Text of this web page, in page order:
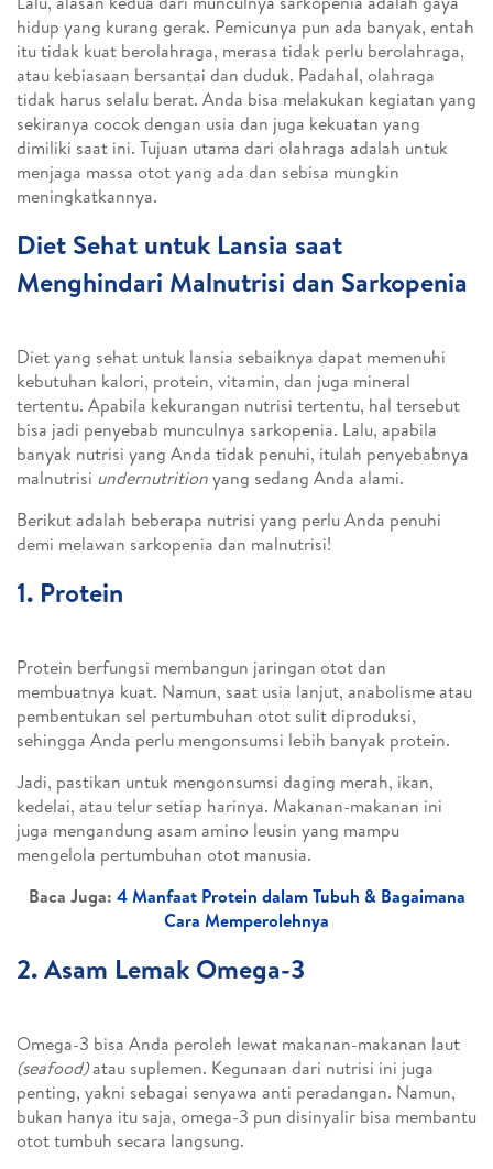
hidup yang kurang gerak. Pemicunya pun ada banyak, entah
itu tidak kuat berolahraga, merasa tidak perlu berolahraga,
atau kebiasaan bersantai dan duduk. Padahal, olahraga
tidak harus selalu berat. Anda bisa melakukan kegiatan yang
sekiranya cocok dengan usia dan juga kekuatan yang
dimiliki saat ini. Tujuan utama dari olahraga adalah untuk
menjaga massa otot yang ada dan sebisa mungkin
meningkatkannya.
Diet Sehat untuk Lansia saat
Menghindari Malnutrisi dan Sarkopenia
Diet yang sehat untuk lansia sebaiknya dapat memenuhi
kebutuhan kalori, protein, vitamin, dan juga mineral
tertentu. Apabila kekurangan nutrisi tertentu, hal tersebut
bisa jadi penyebab munculnya sarkopenia. Lalu, apabila
banyak nutrisi yang Anda tidak penuhi, itulah penyebabnya
malnutrisi undernutritionyang sedang Anda alami.
Berikut adalah beberapa nutrisi yang perlu Anda penuhi
demi melawan sarkopenia dan malnutrisi!
1. Protein
Protein berfungsi membangun jaringan otot dan
membuatnya kuat. Namun, saat usia lanjut, anabolisme atau
pembentukan sel pertumbuhan otot sulit diproduksi,
sehingga Anda perlu mengonsumsi lebih banyak protein.
Jadi, pastikan untuk mengonsumsi daging merah, ikan,
kedelai, atau telur setiap harinya. Makanan-makanan ini
juga mengandung asam amino leusin yang mampu
mengelola pertumbuhan otot manusia.
Baca Juga: 4 Manfaat Protein dalam Tubuh & Bagaimana
Cara Memperolehnya
2. Asam Lemak Omega-3
Omega-3 bisa Anda peroleh lewat makanan-makanan laut
(seafood)atau suplemen. Kegunaan dari nutrisi ini juga
penting, yakni sebagai senyawa anti peradangan. Namun,
bukan hanya itu saja, omega-3 pun disinyalir bisa membantu
otot tumbuh secara langsung.